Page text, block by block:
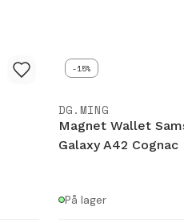
-15%
DG.MING
Magnet Wallet
Galaxy A42 Cognac
På lager